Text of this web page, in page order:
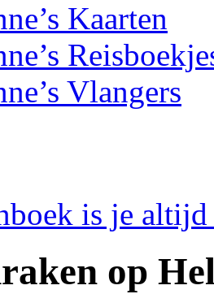
Kaarten
Vlangers
is je
op